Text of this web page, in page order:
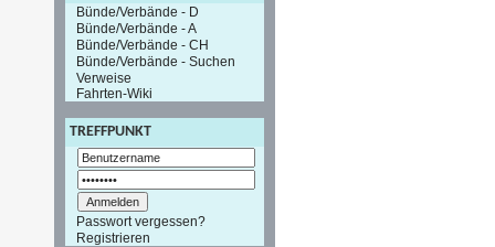
Bünde/Verbände - D
Bünde/Verbände - A
Bünde/Verbände - CH
Bünde/Verbände - Suchen
Verweise
Fahrten-Wiki
TREFFPUNKT
Passwort vergessen?
Registrieren